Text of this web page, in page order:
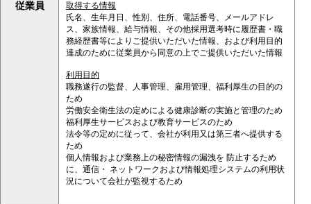
従業員
取得する情報
氏名、生年月日、性別、住所、電話番号、メールアドレ
ス、家族情報、給与情報、その他採用選考時に履歴書・職
務経歴書等によりご提供いただいた情報、および利用目的
達成のために従業員から同意の上でご提供いただいた情報
利用目的
職務遂行の監督、人事管理、雇用管理、福利厚生の目的の
ため
労働安全衛生法の定めによる健康診断の実施と管理のため
福利厚生サービスおよび教育サービスのため
法令等の定めに従って、会社が利用又は第三者へ提供する
ため
個人情報および業務上の秘密情報の漏洩を 防止するため
に、通信・ ネットワークおよび情報処理システムの利用状
況について会社が監視するため